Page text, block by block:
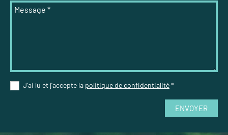
Message *
J'ai lu et j'accepte la politique de confidentialité*
ENVOYER